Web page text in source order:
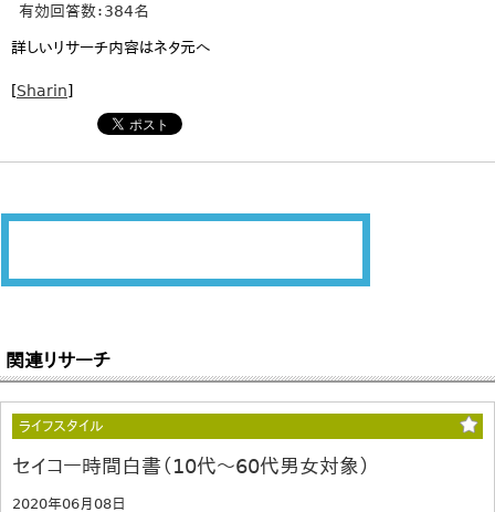
有効回答数：384名
詳しいリサーチ内容はネタ元へ
[Sharin]
関連リサーチ
ライフスタイル
セイコー時間白書（10代～60代男女対象）
2020年06月08日